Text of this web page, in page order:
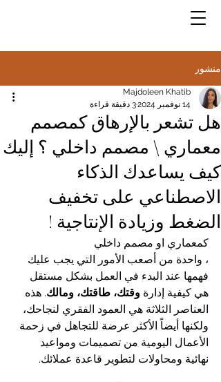
منشور
هل تشعر بالإرهاق كمصمم
معماري \ مصمم داخلي ؟ إليك
كيف يساعدك الذكاء
الاصطناعي على تخفيف
الضغط وزيادة الإنتاجية !
Majdoleen Khatib
14 نوفمبر 2024
3 دقيقة قراءة
كمعماري او مصمم داخلي
، واحدة من أصعب الأمور التي يجب عليك
فهمها عند البدء في العمل بشكل مستقل
هي كيفية إدارة وقتك، طاقتك، ومالك. هذه
العناصر الثلاثة هي العمود الفقري لنجاحك،
ولكنها أيضاً الأكثر عرضة للتجاهل في زحمة
الأعمال اليومية من تصميمات ومواعيد
نهائية ومحاولات لتطوير قاعدة عملائك.